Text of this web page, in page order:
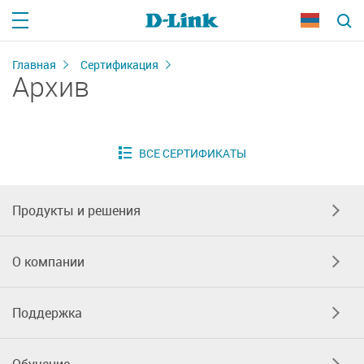
Главная Сертификация
Архив
Продукты и решения
О компании
Поддержка